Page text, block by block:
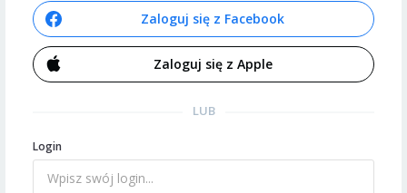
Zaloguj się z Facebook
Zaloguj się z Apple
LUB
Login